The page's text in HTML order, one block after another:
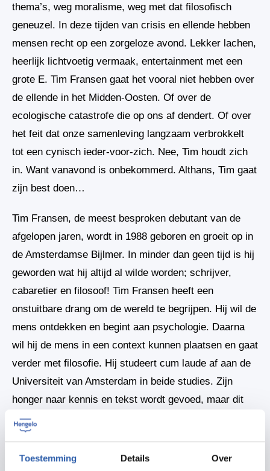
Toestemming Details Over
thema’s, weg moralisme, weg met dat filosofisch
geneuzel. In deze tijden van crisis en ellende hebben
mensen recht op een zorgeloze avond. Lekker lachen,
heerlijk lichtvoetig vermaak, entertainment met een
grote E. Tim Fransen gaat het vooral niet hebben over
de ellende in het Midden-Oosten. Of over de
ecologische catastrofe die op ons af dendert. Of over
het feit dat onze samenleving langzaam verbrokkelt
tot een cynisch ieder-voor-zich. Nee, Tim houdt zich
in. Want vanavond is onbekommerd. Althans, Tim gaat
zijn best doen…
Tim Fransen, de meest besproken debutant van de
afgelopen jaren, wordt in 1988 geboren en groeit op in
de Amsterdamse Bijlmer. In minder dan geen tijd is hij
geworden wat hij altijd al wilde worden; schrijver,
cabaretier en filosoof! Tim Fransen heeft een
onstuitbare drang om de wereld te begrijpen. Hij wil de
mens ontdekken en begint aan psychologie. Daarna
wil hij de mens in een context kunnen plaatsen en gaat
verder met filosofie. Hij studeert cum laude af aan de
Universiteit van Amsterdam in beide studies. Zijn
honger naar kennis en tekst wordt gevoed, maar dit
blijkt nog niet genoeg. Tim verdiept zich steeds meer
in cabaret. Hij doet mee aan wedstrijden en krijgt de
kans mee te werken aan verschillende programma’s.